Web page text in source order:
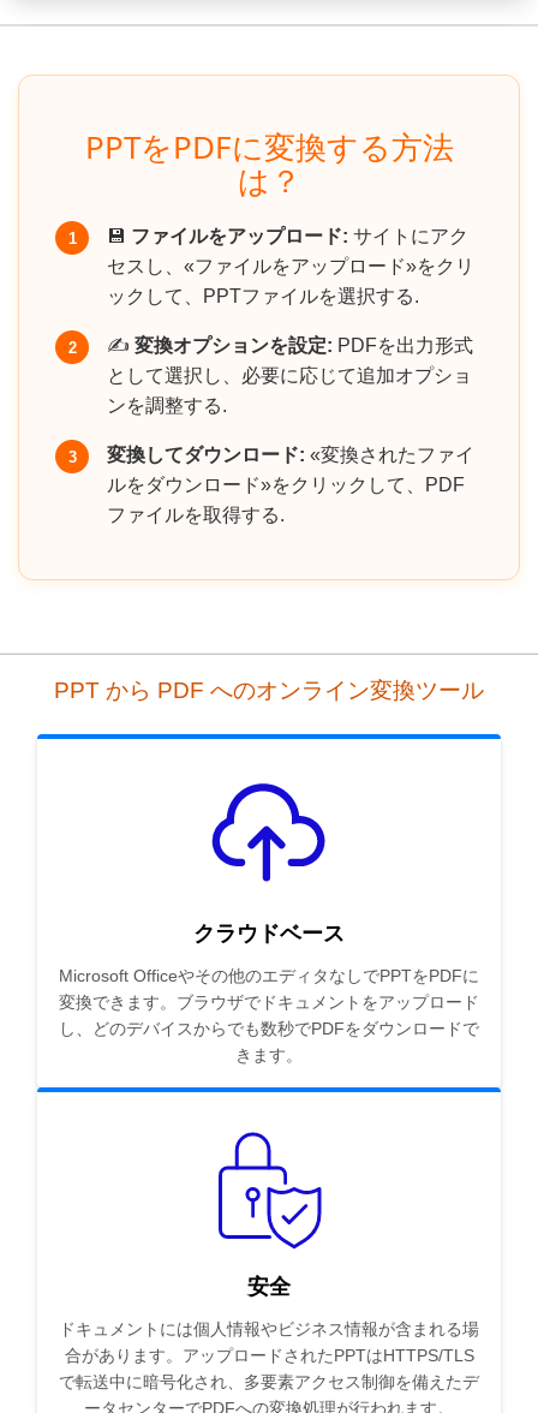
PPTをPDFに変換する方法
は？
1 💾 ファイルをアップロード: サイトにアク
セスし、«ファイルをアップロード»をクリ
ックして、PPTファイルを選択する.
2 ✍️ 変換オプションを設定: PDFを出力形式
として選択し、必要に応じて追加オプショ
ンを調整する.
3 変換してダウンロード: «変換されたファイ
ルをダウンロード»をクリックして、PDF
ファイルを取得する.
PPT から PDF へのオンライン変換ツール
クラウドベース
Microsoft Officeやその他のエディタなしでPPTをPDFに
変換できます。ブラウザでドキュメントをアップロード
し、どのデバイスからでも数秒でPDFをダウンロードで
きます。
安全
ドキュメントには個人情報やビジネス情報が含まれる場
合があります。アップロードされたPPTはHTTPS/TLS
で転送中に暗号化され、多要素アクセス制御を備えたデ
ータセンターでPDFへの変換処理が行われます。